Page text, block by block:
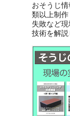
おそうじ
類以上制作
失敗など
技術を解説